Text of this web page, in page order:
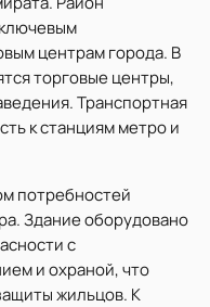
центрам города. В
торговые центры,
Транспортная
к станциям метро и
потребностей
Здание оборудовано
с
и охраной, что
жильцов. К